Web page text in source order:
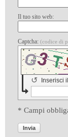
Il tuo sito web:
Captcha: (codice di
Inserisci
↺
* Campi
Invia